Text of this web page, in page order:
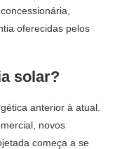
oferecidas pelos
solar?
anterior à atual.
novos
começa a se